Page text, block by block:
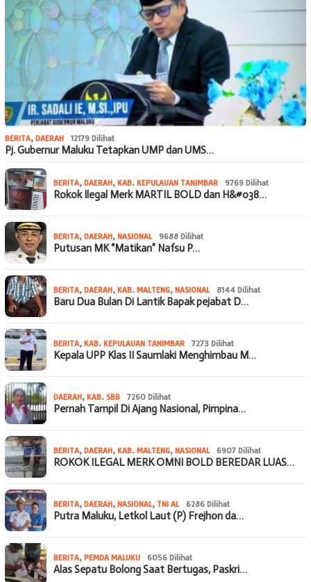
BERITA, DAERAH 12179 Dilihat
Pj. Gubernur Maluku Tetapkan UMP dan UMS…
BERITA, DAERAH, KAB. KEPULAUAN TANIMBAR 9769 Dilihat
Rokok Ilegal Merk MARTIL BOLD dan H&#038…
BERITA, DAERAH, NASIONAL 9688 Dilihat
Putusan MK “Matikan” Nafsu P…
BERITA, DAERAH, KAB. MALTENG, NASIONAL 8144 Dilihat
Baru Dua Bulan Di Lantik Bapak pejabat D…
BERITA, KAB. KEPULAUAN TANIMBAR 7273 Dilihat
Kepala UPP Klas II Saumlaki Menghimbau M…
DAERAH, KAB. SBB 7260 Dilihat
Pernah Tampil Di Ajang Nasional, Pimpina…
BERITA, DAERAH, KAB. MALTENG, NASIONAL 6907 Dilihat
ROKOK ILEGAL MERK OMNI BOLD BEREDAR LUAS…
BERITA, DAERAH, NASIONAL, TNI AL 6286 Dilihat
Putra Maluku, Letkol Laut (P) Frejhon da…
BERITA, PEMDA MALUKU 6056 Dilihat
Alas Sepatu Bolong Saat Bertugas, Paskri…